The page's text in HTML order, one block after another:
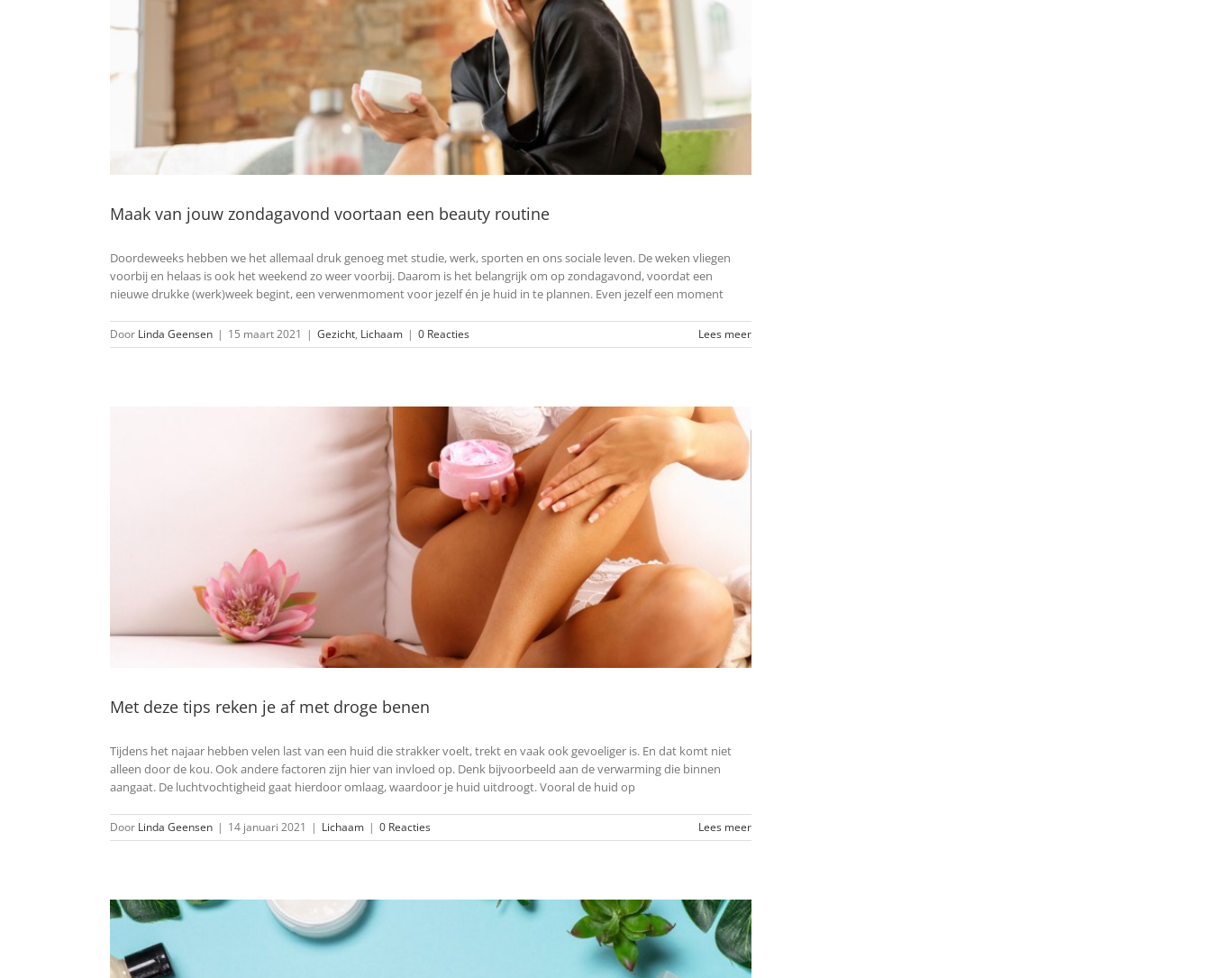
Maak van jouw zondagavond voortaan een beauty routine
Doordeweeks hebben we het allemaal druk genoeg met studie, werk, sporten en ons sociale leven. De weken vliegen
voorbij en helaas is ook het weekend zo weer voorbij. Daarom is het belangrijk om op zondagavond, voordat een
nieuwe drukke (werk)week begint, een verwenmoment voor jezelf én je huid in te plannen. Even jezelf een moment
Door Linda Geensen | 15 maart 2021 | Gezicht, Lichaam | 0 Reacties Lees meer
Met deze tips reken je af met droge benen
Tijdens het najaar hebben velen last van een huid die strakker voelt, trekt en vaak ook gevoeliger is. En dat komt niet
alleen door de kou. Ook andere factoren zijn hier van invloed op. Denk bijvoorbeeld aan de verwarming die binnen
aangaat. De luchtvochtigheid gaat hierdoor omlaag, waardoor je huid uitdroogt. Vooral de huid op
Door Linda Geensen | 14 januari 2021 | Lichaam | 0 Reacties Lees meer